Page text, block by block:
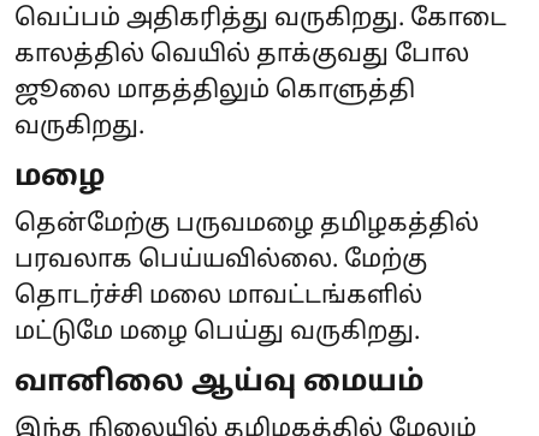
வெப்பம் அதிகரித்து வருகிறது. கோடை
காலத்தில் வெயில் தாக்குவது போல
ஜூலை மாதத்திலும் கொளுத்தி
வருகிறது.
மழை
தென்மேற்கு பருவமழை தமிழகத்தில்
பரவலாக பெய்யவில்லை. மேற்கு
தொடர்ச்சி மலை மாவட்டங்களில்
மட்டுமே மழை பெய்து வருகிறது.
வானிலை ஆய்வு மையம்
இந்த நிலையில் தமிழகத்தில் மேலும்